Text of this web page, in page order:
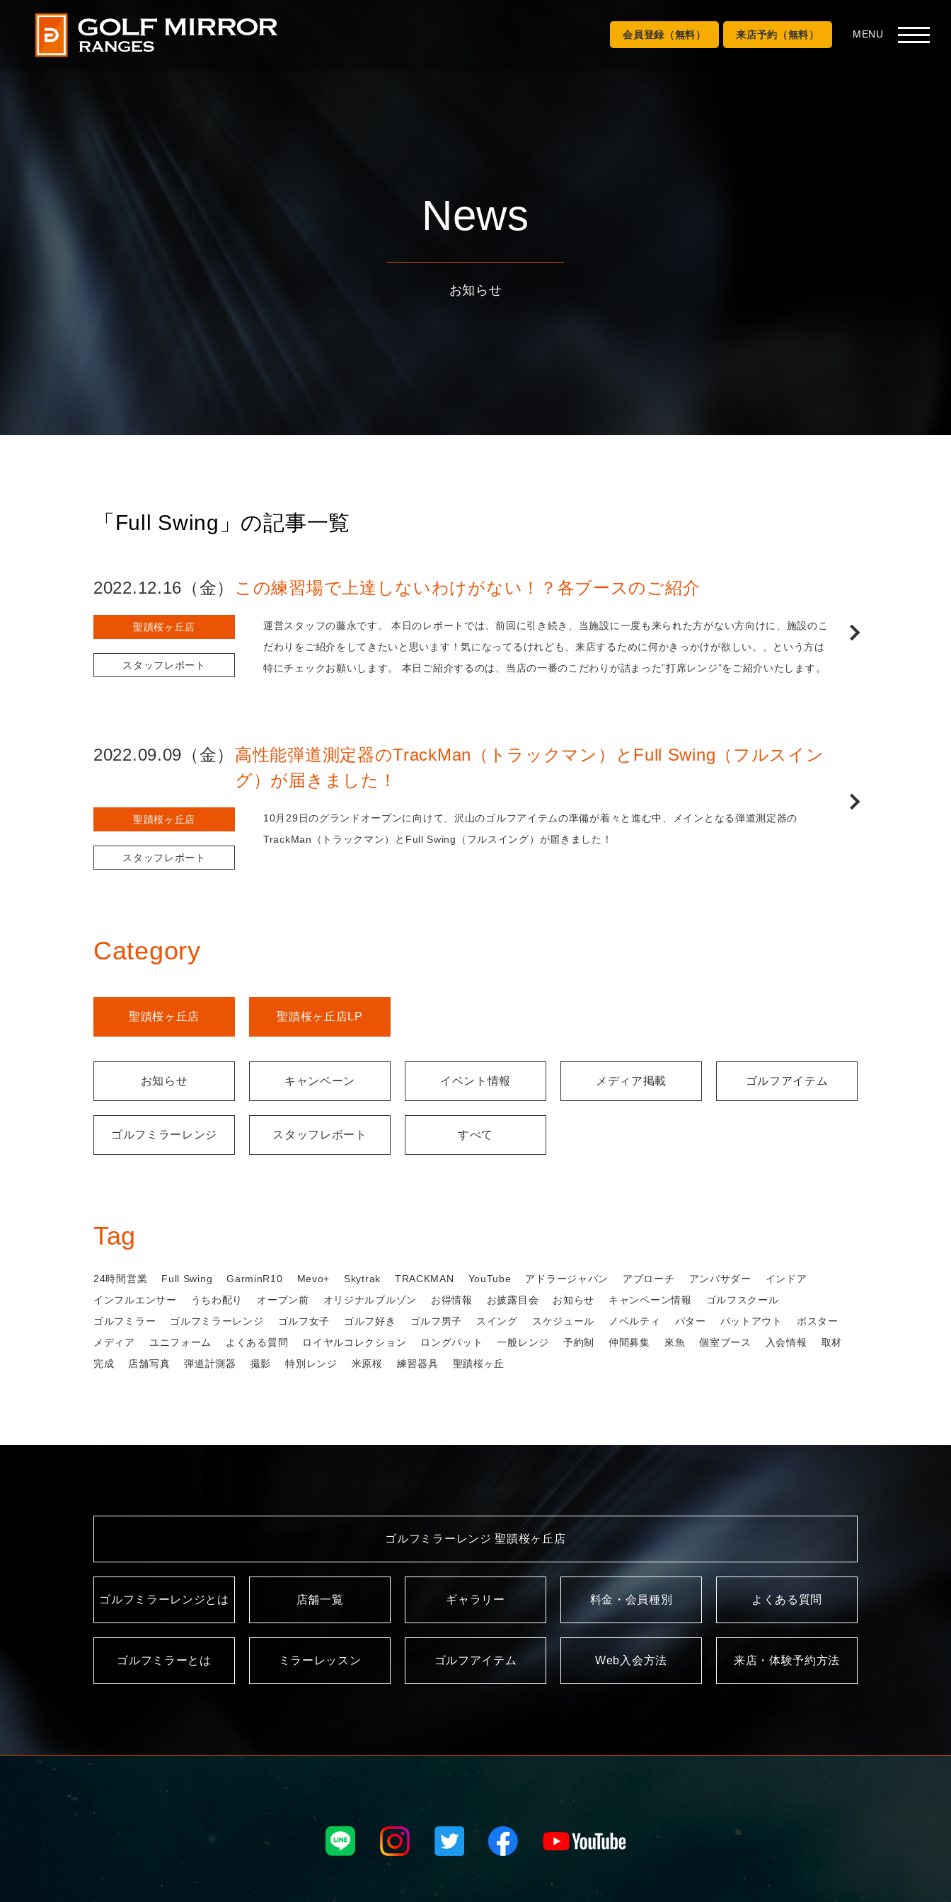
会員登録（無料） 来店予約（無料）
News
お知らせ
「Full Swing」の記事一覧
2022.12.16（金） この練習場で上達しないわけがない！？各ブースのご紹介
聖蹟桜ヶ丘店
スタッフレポート
運営スタッフの藤永です。 本日のレポートでは、前回に引き続き、当施設に一度も来られた方がない方向けに、施設のこ
だわりをご紹介をしてきたいと思います！気になってるけれども、来店するために何かきっかけが欲しい。。という方は
特にチェックお願いします。 本日ご紹介するのは、当店の一番のこだわりが詰まった”打席レンジ”をご紹介いたします。
2022.09.09（金） 高性能弾道測定器のTrackMan（トラックマン）とFull Swing（フルスイン
グ）が届きました！
聖蹟桜ヶ丘店
スタッフレポート
10月29日のグランドオープンに向けて、沢山のゴルフアイテムの準備が着々と進む中、メインとなる弾道測定器の
TrackMan（トラックマン）とFull Swing（フルスイング）が届きました！
Category
聖蹟桜ヶ丘店 聖蹟桜ヶ丘店LP
お知らせ キャンペーン イベント情報 メディア掲載 ゴルフアイテム
ゴルフミラーレンジ スタッフレポート すべて
Tag
24時間営業 Full Swing GarminR10 Mevo+ Skytrak TRACKMAN YouTube アドラージャパン アプローチ アンバサダー
インドア
インフルエンサー
うちわ配り オープン前 オリジナルブルゾン お得情報 お披露目会 お知らせ キャンペーン情報
ゴルフスクール
ゴルフミラー
ゴルフミラーレンジ ゴルフ女子 ゴルフ好き ゴルフ男子 スイング スケジュール ノベルティ パター パットアウト
ポスター
メディア
ユニフォーム よくある質問 ロイヤルコレクション ロングパット 一般レンジ 予約制 仲間募集 來魚 個室ブース 入会情報
取材
完成
店舗写真 弾道計測器 撮影 特別レンジ 米原桜 練習器具 聖蹟桜ヶ丘
ゴルフミラーレンジ 聖蹟桜ヶ丘店
ゴルフミラーレンジとは 店舗一覧 ギャラリー 料金・会員種別 よくある質問
ゴルフミラーとは ミラーレッスン ゴルフアイテム Web入会方法 来店・体験予約方法